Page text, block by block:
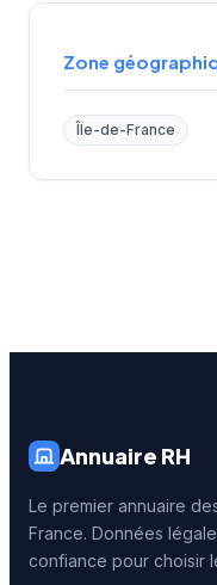
Zone
Île-de-France
Annuaire RH
Le premier annuaire
France. Données
confiance pour choisir